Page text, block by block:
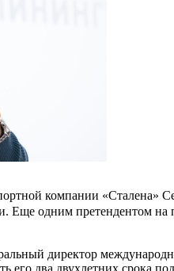
компании
Еще одним претендентом
директор
его два двухлетних срока